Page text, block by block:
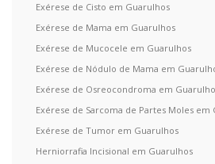
Exérese de Cisto em Guarulhos
Exérese de Mama em Guarulhos
Exérese de Mucocele em Guarulhos
Exérese de Nódulo de Mama em
Exérese de Osreocondroma em
Exérese de Sarcoma de Partes Moles em
Exérese de Tumor em Guarulhos
Herniorrafia Incisional em Guarulhos